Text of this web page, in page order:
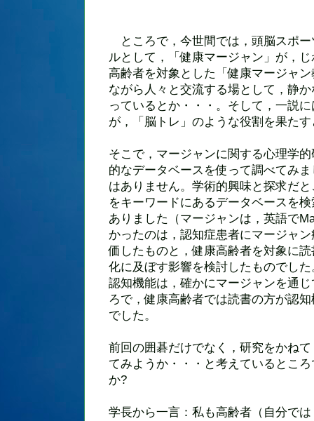
ところで，今世間では，頭脳スポ
ルとして，「健康マージャン」が，
高齢者を対象とした「健康マージャ
ながら人々と交流する場として，静
っているとか・・・。そして，一説
が，「脳トレ」のような役割を果た
そこで，マージャンに関する心理学
的なデータベースを使って調べてみ
はありません。学術的興味と探求だ
をキーワードにあるデータベースを
ありました（マージャンは，英語で
かったのは，認知症患者にマージャ
価したものと，健康高齢者を対象に
化に及ぼす影響を検討したものでし
認知機能は，確かにマージャンを通
ろで，健康高齢者では読書の方が認
でした。
前回の囲碁だけでなく，研究をかね
てみようか・・・と考えているとこ
か?
学長から一言：私も高齢者（自分で